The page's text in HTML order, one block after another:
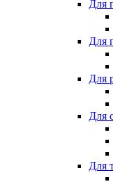
Для
Для
Для
Для
Для